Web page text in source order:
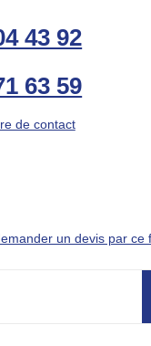
43 92
63 59
de contact
un devis par ce